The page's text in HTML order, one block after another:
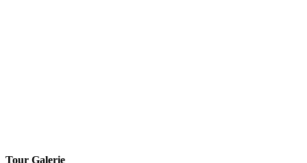
Tour Galerie